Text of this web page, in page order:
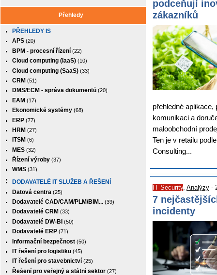
Přehledy
PŘEHLEDY IS
APS (20)
BPM - procesní řízení (22)
Cloud computing (IaaS) (10)
Cloud computing (SaaS) (33)
CRM (51)
DMS/ECM - správa dokumentů (20)
EAM (17)
Ekonomické systémy (68)
ERP (77)
HRM (27)
ITSM (6)
MES (32)
Řízení výroby (37)
WMS (31)
DODAVATELÉ IT SLUŽEB A ŘEŠENÍ
Datová centra (25)
Dodavatelé CAD/CAM/PLM/BIM... (39)
Dodavatelé CRM (33)
Dodavatelé DW-BI (50)
Dodavatelé ERP (71)
Informační bezpečnost (50)
IT řešení pro logistiku (45)
IT řešení pro stavebnictví (25)
Řešení pro veřejný a státní sektor (27)
podceňují
zákazníků
přehledné
komunikaci a
maloobchodní
Ten je v retailu
Consulting...
IT Security, Analýzy -
7
incidenty